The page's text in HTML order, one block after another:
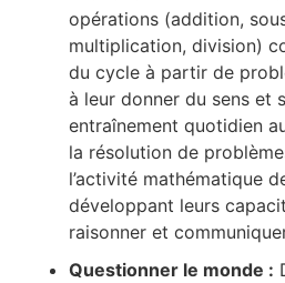
opérations (addition,
multiplication, division)
du cycle à partir de
à leur donner du sens et
entraînement quotidien
la résolution de
l’activité mathématique
développant leurs
raisonner et
Questionner le monde :